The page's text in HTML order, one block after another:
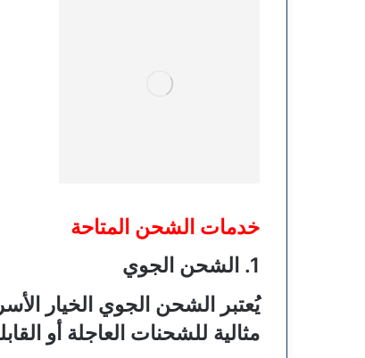
خدمات الشحن المتاحة
1. الشحن الجوي
يُعتبر الشحن الجوي الخيار
مثالية للشحنات العاجلة أو